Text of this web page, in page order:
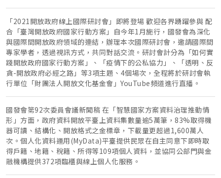
「2021開放政府線上國際研討會」即將登場 歡迎各界踴躍參與 配
合「臺灣開放政府國家行動方案」自今年1月施行，國發會為深化
與國際間開放政府領域的連結，辦理本次國際研討會，邀請國際間
專家學者，透過視訊方式，共同對話交流。研討會計分為「如何實
踐開放政府國家行動方案」、「疫情下的公私協力」、「透明、反
貪-開放政府必經之路」等3項主題、4個場次，全程將於研討會執
行單位「財團法人開放文化基金會」YouTube頻道進行直播。
國發會第92次委員會議新聞稿 在「智慧國家方案資料治理推動情
形」方面，政府資料開放平臺上資料集數量逾5萬筆，83%取得機
器可讀、結構化、開放格式之金標章，下載量更超過1,600萬人
次。個人化資料運用(MyData)平臺提供民眾在自主同意下即時取
得戶籍、地籍、稅籍、所得等109項個人資料，並協同公部門與金
融機構提供372項臨櫃與線上個人化服務。